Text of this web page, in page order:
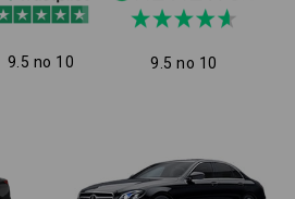
9.5 no 10 9.5 no 10